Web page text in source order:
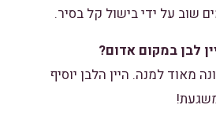
שוב על ידי בישול קל בסיר.
לבן במקום אדום?
מאוד למנה. היין הלבן יוסיף